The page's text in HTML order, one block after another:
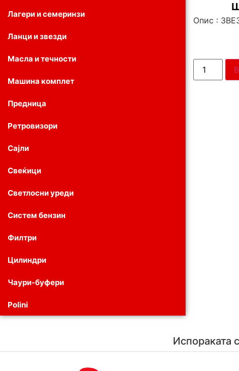
Лагери и семеринзи
Ланци и звезди
Масла и течности
Машина комплет
Предница
Ретровизори
Сајли
Свеќици
Светлосни уреди
Систем бензин
Филтри
Цилиндри
Чаури-буфери
Polini
Опис :
Испораката